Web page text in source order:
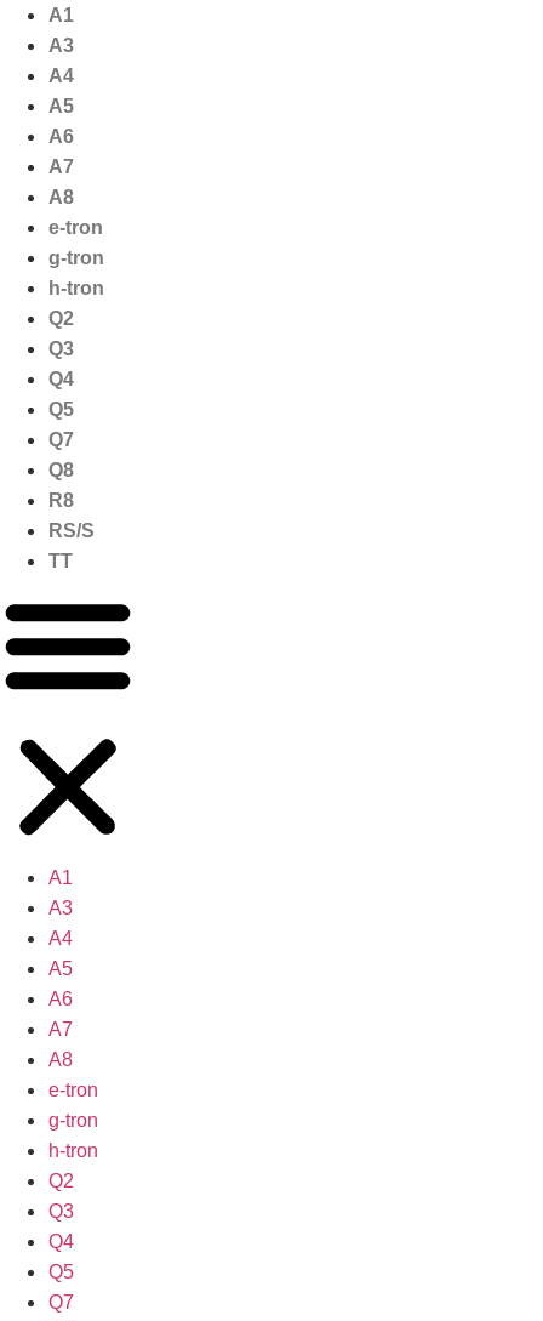
naar
inhoud
A1
A3
A4
A5
A6
A7
A8
e-tron
g-tron
h-tron
Q2
Q3
Q4
Q5
Q7
Q8
R8
RS/S
TT
A1
A3
A4
A5
A6
A7
A8
e-tron
g-tron
h-tron
Q2
Q3
Q4
Q5
Q7